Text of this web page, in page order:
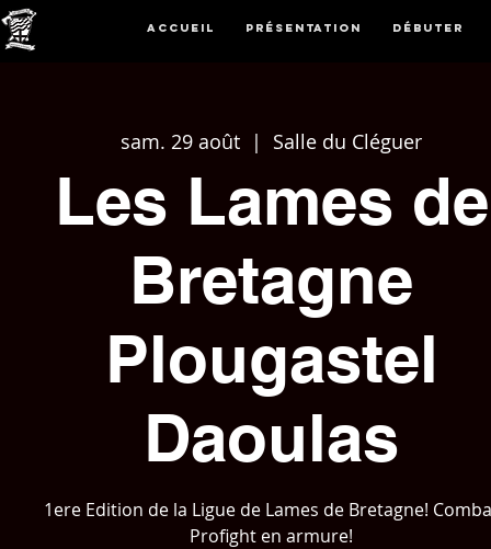
Accueil Présentation Débuter
sam. 29 août
  |
Salle du Cléguer
Les Lames de
Bretagne
Plougastel
Daoulas
1ere Edition de la Ligue de Lames de Bretagne!
Profight en armure!